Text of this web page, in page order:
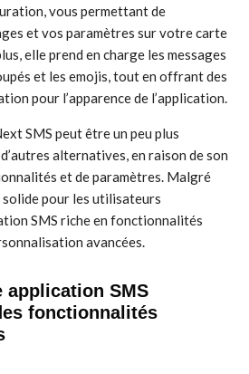
vous permettant de
et vos paramètres sur votre carte
elle prend en charge les messages
et les emojis, tout en offrant des
pour l’apparence de l’application.
SMS peut être un peu plus
alternatives, en raison de son
et de paramètres. Malgré
pour les utilisateurs
SMS riche en fonctionnalités
avancées.
application SMS
fonctionnalités